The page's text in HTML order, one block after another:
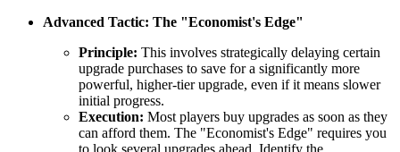
Advanced Tactic: The "Economist's Edge"
Principle: This involves strategically delaying certain
upgrade purchases to save for a significantly more
powerful, higher-tier upgrade, even if it means slower
initial progress.
Execution: Most players buy upgrades as soon as they
can afford them. The "Economist's Edge" requires you
to look several upgrades ahead. Identify the